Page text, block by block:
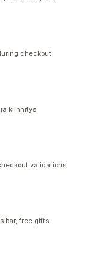
checkout
kiinnitys
validations
bar, free gifts